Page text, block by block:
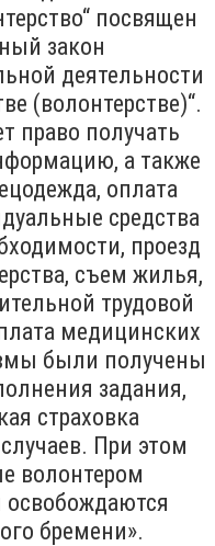
посвящен
закон
деятельности
(волонтерстве)“.
право получать
а также
оплата
средства
проезд
съем жилья,
трудовой
медицинских
были получены
задания,
страховка
При этом
волонтером
бремени».